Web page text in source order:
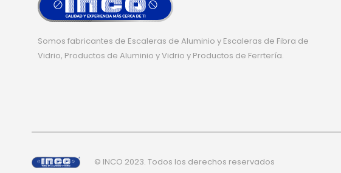
Somos fabricantes de Escaleras de Aluminio y Escaleras de Fibra de
Vidrio, Productos de Aluminio y Vidrio y Productos de Ferrtería.
© INCO 2023. Todos los derechos reservados